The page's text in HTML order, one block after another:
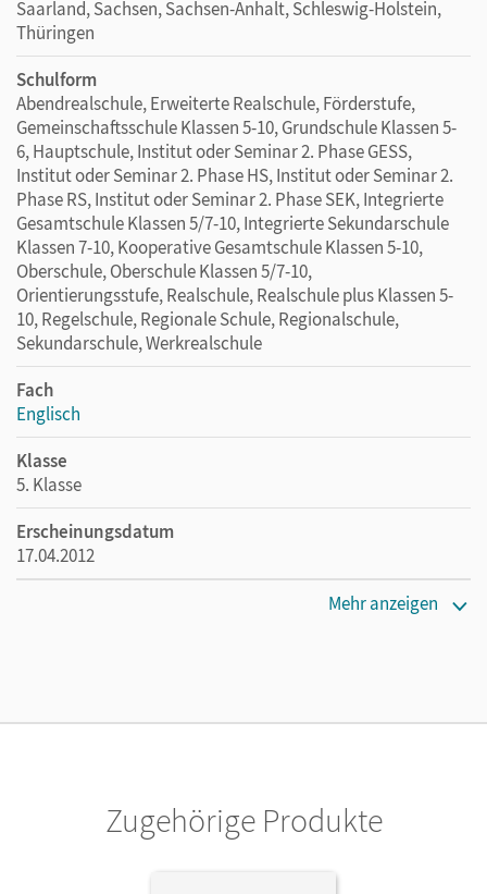
Saarland, Sachsen, Sachsen-Anhalt, Schleswig-Holstein,
Thüringen
Schulform
Abendrealschule, Erweiterte Realschule, Förderstufe,
Gemeinschaftsschule Klassen 5-10, Grundschule Klassen 5-
6, Hauptschule, Institut oder Seminar 2. Phase GESS,
Institut oder Seminar 2. Phase HS, Institut oder Seminar 2.
Phase RS, Institut oder Seminar 2. Phase SEK, Integrierte
Gesamtschule Klassen 5/7-10, Integrierte Sekundarschule
Klassen 7-10, Kooperative Gesamtschule Klassen 5-10,
Oberschule, Oberschule Klassen 5/7-10,
Orientierungsstufe, Realschule, Realschule plus Klassen 5-
10, Regelschule, Regionale Schule, Regionalschule,
Sekundarschule, Werkrealschule
Fach
Englisch
Klasse
5. Klasse
Erscheinungsdatum
17.04.2012
Mehr anzeigen
Zugehörige Produkte